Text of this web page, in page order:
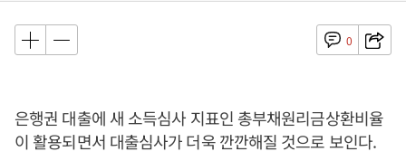
0
은행권 대출에 새 소득심사 지표인 총부채원리금상환비율
이 활용되면서 대출심사가 더욱 깐깐해질 것으로 보인다.